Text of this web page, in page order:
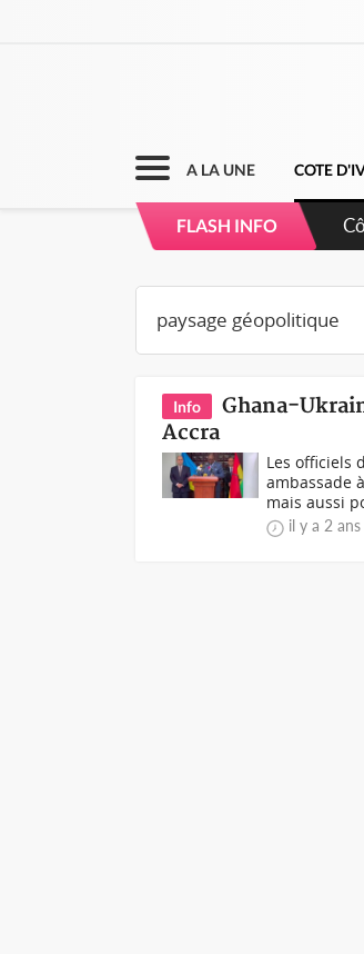
A LA UNE COTE
FLASH INFO
Info
Ghana-
Accra
Les officiels
ambassade
mais aussi
il y a 2 ans